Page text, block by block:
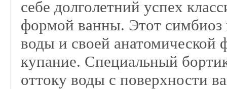
себе долголетний успех
формой ванны. Этот симбиоз
воды и своей анатомической
купание. Специальный
оттоку воды с поверхности